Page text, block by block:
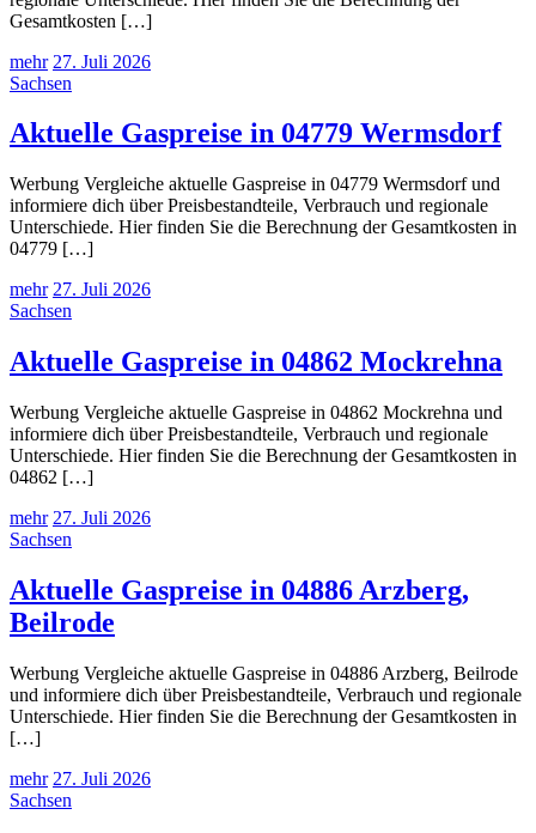
Gesamtkosten […]
mehr 27. Juli 2026
Sachsen
Aktuelle Gaspreise in 04779 Wermsdorf
Werbung Vergleiche aktuelle Gaspreise in 04779 Wermsdorf und
informiere dich über Preisbestandteile, Verbrauch und regionale
Unterschiede. Hier finden Sie die Berechnung der Gesamtkosten in
04779 […]
mehr 27. Juli 2026
Sachsen
Aktuelle Gaspreise in 04862 Mockrehna
Werbung Vergleiche aktuelle Gaspreise in 04862 Mockrehna und
informiere dich über Preisbestandteile, Verbrauch und regionale
Unterschiede. Hier finden Sie die Berechnung der Gesamtkosten in
04862 […]
mehr 27. Juli 2026
Sachsen
Aktuelle Gaspreise in 04886 Arzberg,
Beilrode
Werbung Vergleiche aktuelle Gaspreise in 04886 Arzberg, Beilrode
und informiere dich über Preisbestandteile, Verbrauch und regionale
Unterschiede. Hier finden Sie die Berechnung der Gesamtkosten in
[…]
mehr 27. Juli 2026
Sachsen